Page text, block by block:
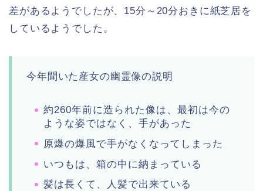
差があるようでしたが、15分～20分おきに紙芝居を
しているようでした。
今年聞いた産女の幽霊像の説明
約260年前に造られた像は、最初は今の
ような姿ではなく、手があった
原爆の爆風で手がなくなってしまった
いつもは、箱の中に納まっている
髪は長くて、人髪で出来ている